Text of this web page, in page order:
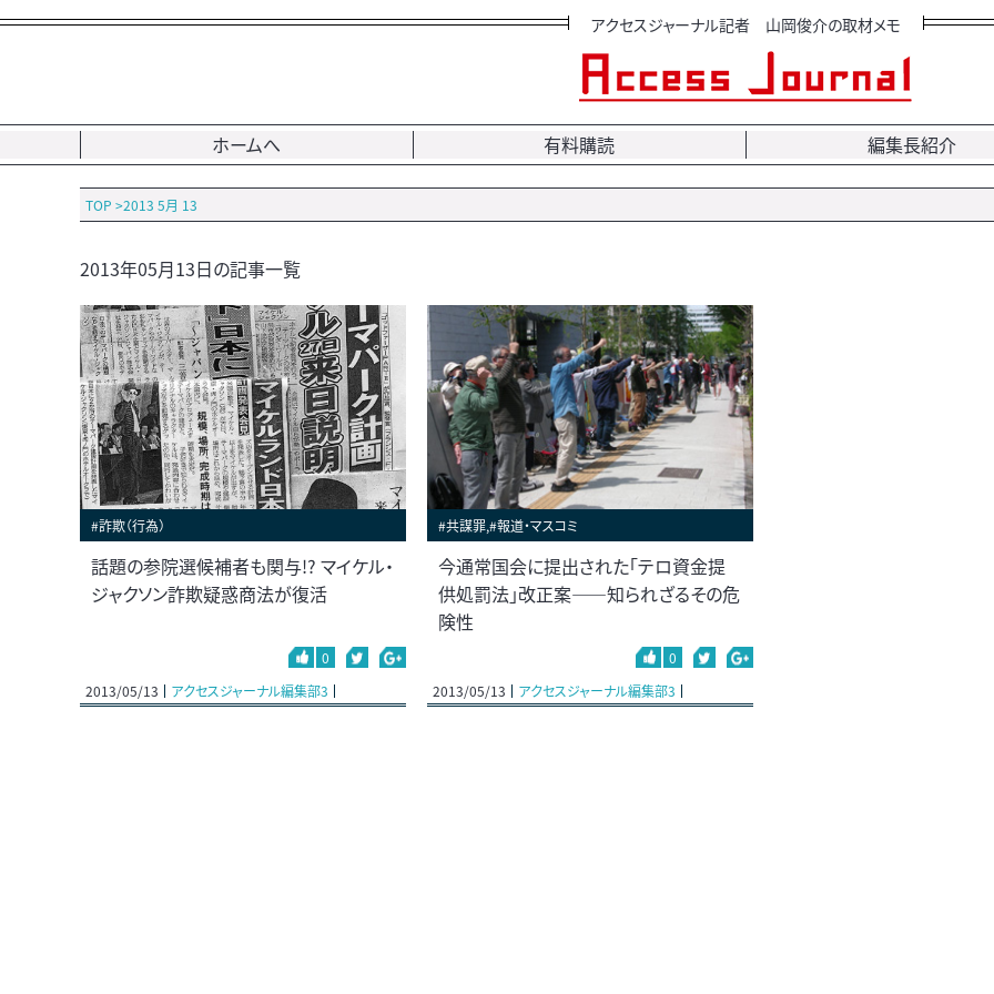
アクセスジャーナル記者 山岡俊介の取材メモ
ホームへ 有料購読 編集長紹介
TOP >2013 5月 13
2013年05月13日の記事一覧
#詐欺（行為）
話題の参院選候補者も関与!? マイケル・
ジャクソン詐欺疑惑商法が復活
0
2013/05/13
アクセスジャーナル編集部3
#共謀罪,#報道・マスコミ
今通常国会に提出された「テロ資金提
供処罰法」改正案――知られざるその危
険性
0
2013/05/13
アクセスジャーナル編集部3